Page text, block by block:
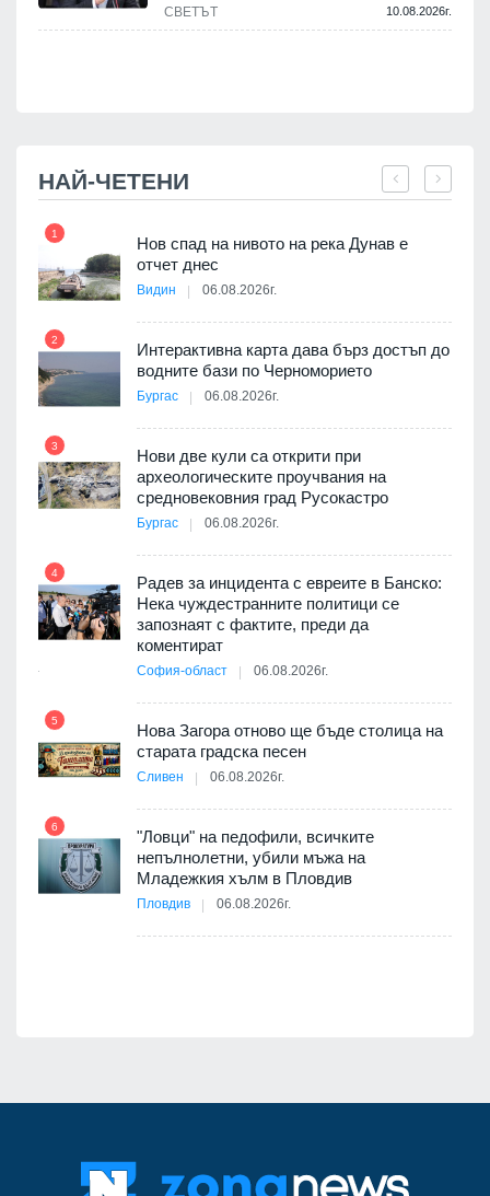
СВЕТЪТ 10.08.2026г.
НАЙ-ЧЕТЕНИ
1
Нов спад на нивото на река Дунав е
отчет днес
Видин 06.08.2026г.
2
Интерактивна карта дава бърз достъп до
водните бази по Черноморието
Бургас 06.08.2026г.
3
Нови две кули са открити при
археологическите проучвания на
средновековния град Русокастро
Бургас 06.08.2026г.
4
Радев за инцидента с евреите в Банско:
Нека чуждестранните политици се
запознаят с фактите, преди да
коментират
София-област 06.08.2026г.
5
Нова Загора отново ще бъде столица на
старата градска песен
Сливен 06.08.2026г.
6
"Ловци" на педофили, всичките
непълнолетни, убили мъжа на
Младежкия хълм в Пловдив
Пловдив 06.08.2026г.